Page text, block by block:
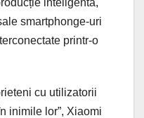
smartphonge-uri
printr-o
cu utilizatorii
inimile lor”, Xiaomi